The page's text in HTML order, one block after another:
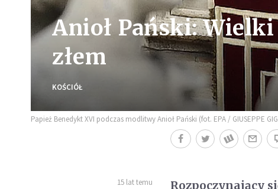
Anioł Pański:
złem
KOŚCIÓŁ
Papież Benedykt XVI podczas modlitwy Anioł Pański (fot. EPA / GIUSEPPE
15 lat temu
Rozpoczynający